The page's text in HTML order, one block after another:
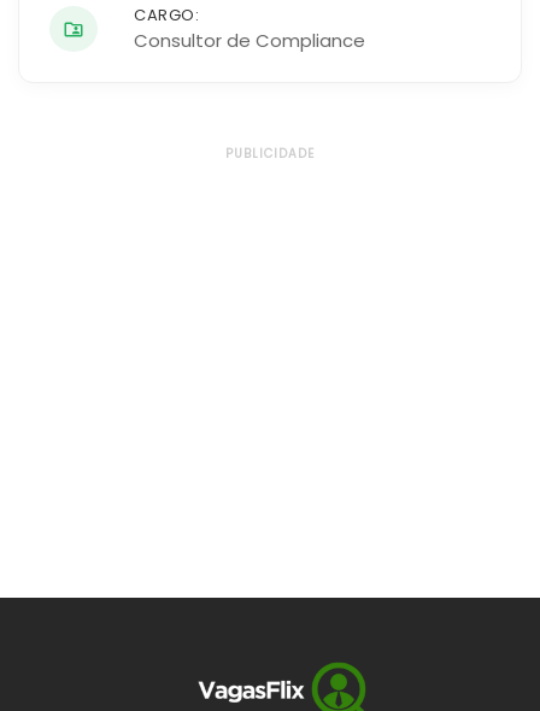
CARGO:
Consultor de Compliance
PUBLICIDADE